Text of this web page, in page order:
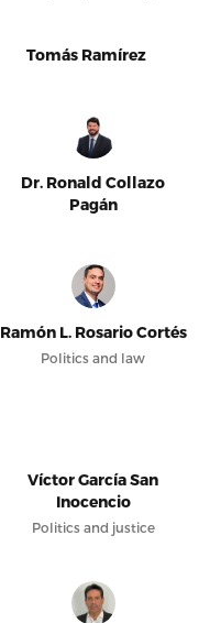
Tomás Ramírez
Dr. Ronald Collazo
Pagán
Ramón L. Rosario Cortés
Politics and law
Víctor García San
Inocencio
Politics and justice